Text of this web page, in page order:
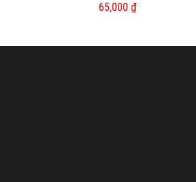
65,000 ₫